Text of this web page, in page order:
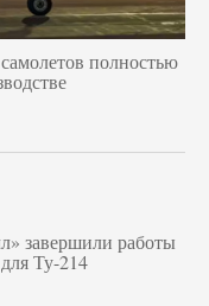
полностью
завершили работы
Ту-214